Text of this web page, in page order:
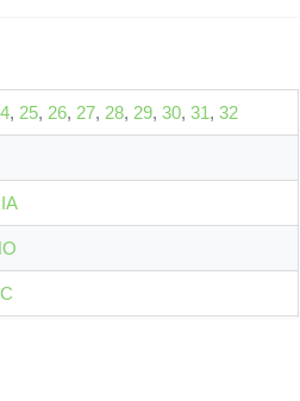
, 25, 26, 27, 28, 29, 30, 31, 32